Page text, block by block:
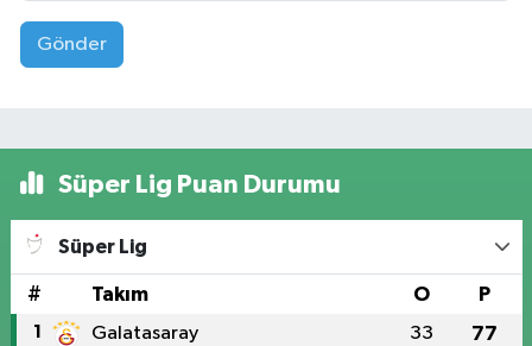
Gönder
Süper Lig Puan Durumu
Süper Lig
# Takım O P
1 Galatasaray 33 77